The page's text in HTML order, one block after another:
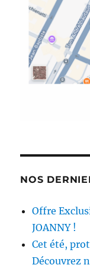
NOS
Offre
JOANNY !
Cet été,
Découvrez